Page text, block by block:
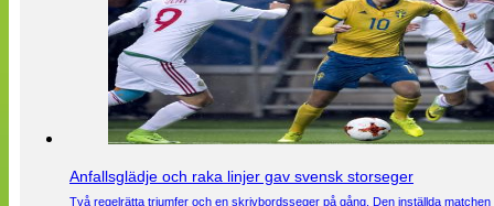
Anfallsglädje och raka linjer gav svensk storseger
Två regelrätta triumfer och en skrivbordsseger på gång. Den inställda